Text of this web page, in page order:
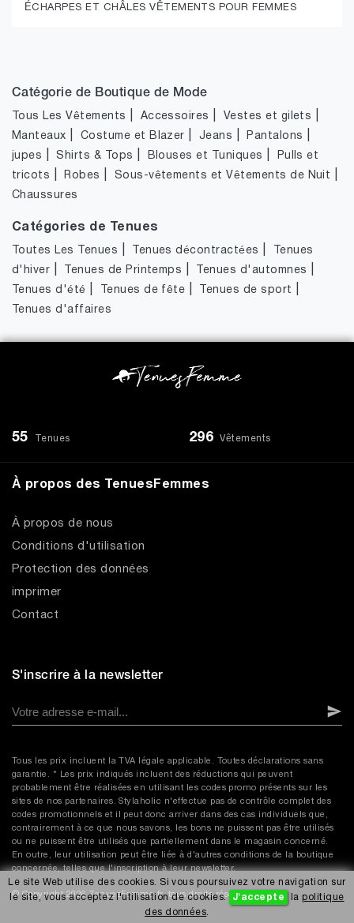
ÉCHARPES ET CHÂLES VÊTEMENTS POUR FEMMES
Catégorie de Boutique de Mode
Tous Les Vêtements Accessoires Vestes et gilets
Manteaux Costume et Blazer Jeans Pantalons
jupes |Shirts & Tops Blouses et Tuniques
Pulls et
tricots
Robes Sous-vêtements et Vêtements de Nuit
Chaussures
Catégories de Tenues
Toutes Les Tenues Tenues décontractées
Tenues
d'hiver
Tenues de Printemps Tenues d'automnes
Tenues d'été Tenues de fête Tenues de sport
Tenues d'affaires
55 Tenues 296 Vêtements
À propos des TenuesFemmes
À propos de nous
Conditions d'utilisation
Protection des données
imprimer
Contact
S'inscrire à la newsletter
Tous les prix incluent la TVA légale applicable. Toutes déclarations sans
garantie. * Les prix indiqués incluent des réductions qui peuvent
probablement être réalisées en utilisant les codes promo présents sur les
sites de nos partenaires. Stylaholic n'effectue pas de contrôle complet des
codes promotionnels et il peut donc arriver dans des cas individuels que,
contrairement à ce que nous savons, les bons ne puissent pas être utilisés
ou ne puissent être utilisés que partiellement dans le magasin concerné.
En outre, leur utilisation peut être liée à d'autres conditions de la boutique
concernée, telles que l'inscription à leur newsletter.
© Copyright 2026 TenuesFemme.fr, tous droits réservés.
Le site Web utilise des cookies. Si vous poursuivez votre navigation sur
le site, vous acceptez l'utilisation de cookies. J'accepte la politique
des données